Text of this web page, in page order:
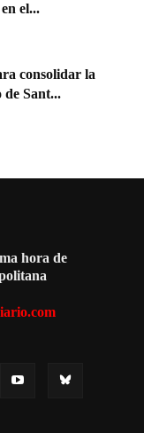
el...
consolidar la
Sant...
hora de